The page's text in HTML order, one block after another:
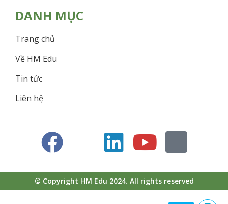
DANH MỤC
Trang chủ
Về HM Edu
Tin tức
Liên hệ
© Copyright HM Edu 2024. All rights reserved